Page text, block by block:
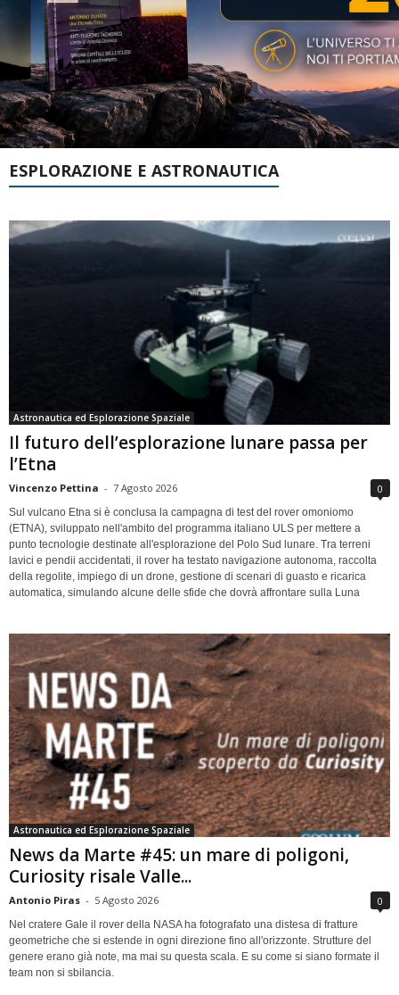
ESPLORAZIONE E ASTRONAUTICA
Astronautica ed Esplorazione Spaziale
Il futuro dell’esplorazione lunare passa per
l’Etna
Vincenzo Pettina - 7 Agosto 2026 0
Sul vulcano Etna si è conclusa la campagna di test del rover omoniomo
(ETNA), sviluppato nell'ambito del programma italiano ULS per mettere a
punto tecnologie destinate all'esplorazione del Polo Sud lunare. Tra terreni
lavici e pendii accidentati, il rover ha testato navigazione autonoma, raccolta
della regolite, impiego di un drone, gestione di scenari di guasto e ricarica
automatica, simulando alcune delle sfide che dovrà affrontare sulla Luna
Astronautica ed Esplorazione Spaziale
News da Marte #45: un mare di poligoni,
Curiosity risale Valle...
Antonio Piras - 5 Agosto 2026 0
Nel cratere Gale il rover della NASA ha fotografato una distesa di fratture
geometriche che si estende in ogni direzione fino all'orizzonte. Strutture del
genere erano già note, ma mai su questa scala. E su come si siano formate il
team non si sbilancia.